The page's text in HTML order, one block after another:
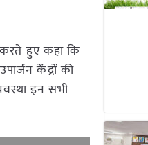
हुए कहा कि
केंद्रों की
इन सभी